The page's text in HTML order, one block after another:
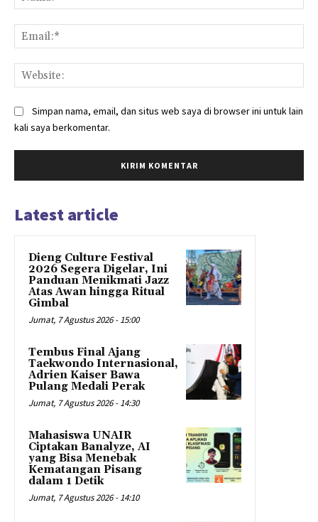
Simpan nama, email, dan situs web saya di browser ini untuk lain
kali saya berkomentar.
Latest article
Dieng Culture Festival
2026 Segera Digelar, Ini
Panduan Menikmati Jazz
Atas Awan hingga Ritual
Gimbal
Jumat, 7 Agustus 2026 - 15:00
Tembus Final Ajang
Taekwondo Internasional,
Adrien Kaiser Bawa
Pulang Medali Perak
Jumat, 7 Agustus 2026 - 14:30
Mahasiswa UNAIR
Ciptakan Banalyze, AI
yang Bisa Menebak
Kematangan Pisang
dalam 1 Detik
Jumat, 7 Agustus 2026 - 14:10